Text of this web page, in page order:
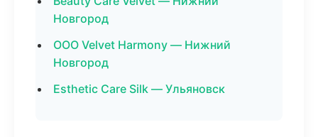
Новгород
ООО Velvet Harmony — Нижний
Новгород
Esthetic Care Silk — Ульяновск